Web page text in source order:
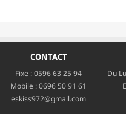
CONTACT
Fixe :0596 63 25 94
Mobile :0696 50 91 61
eskiss972@gmail.com
Du